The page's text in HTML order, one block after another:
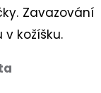
Zavazování
kožíšku.